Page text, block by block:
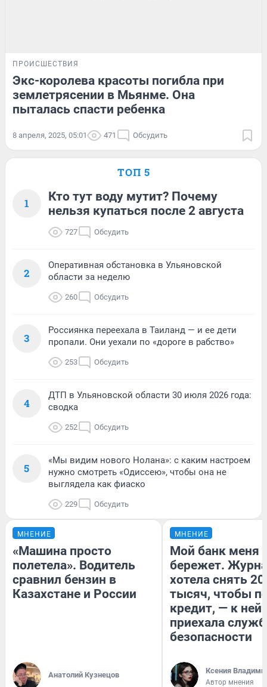
ПРОИСШЕСТВИЯ
Экс-королева красоты погибла при
землетрясении в Мьянме. Она
пыталась спасти ребенка
8 апреля, 2025, 05:01 471 Обсудить
ТОП 5
1
Кто тут воду мутит? Почему
нельзя купаться после 2 августа
727 Обсудить
2
Оперативная обстановка в Ульяновской
области за неделю
260 Обсудить
3
Россиянка переехала в Таиланд — и ее дети
пропали. Они уехали по «дороге в рабство»
253 Обсудить
4
ДТП в Ульяновской области 30 июля 2026 года:
сводка
252 Обсудить
5
«Мы видим нового Нолана»: с каким настроем
нужно смотреть «Одиссею», чтобы она не
выглядела как фиаско
229 Обсудить
МНЕНИЕ
«Машина просто
полетела». Водитель
сравнил бензин в
Казахстане и России
Анатолий Кузнецов
МНЕНИЕ
Мой банк меня
бережет.
хотела снять
тысяч, чтобы
кредит, — к
приехала
безопасности
Ксения
Автор мнения